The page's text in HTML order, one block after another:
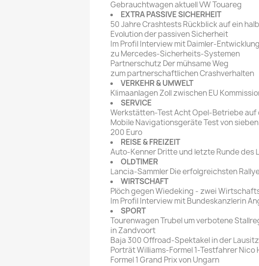
Gebrauchtwagen aktuell VW Touareg
EXTRA PASSIVE SICHERHEIT
50 Jahre Crashtests Rückblick auf ein
Evolution der passiven Sicherheit
Im Profil Interview mit Daimler-
zu Mercedes-Sicherheits-Systemen
Partnerschutz Der mühsame Weg
zum partnerschaftlichen Crashverhalten
VERKEHR & UMWELT
Klimaanlagen Zoll zwischen EU
SERVICE
Werkstätten-Test Acht Opel-Betriebe auf
Mobile Navigationsgeräte Test von
200 Euro
REISE & FREIZEIT
Auto-Kenner Dritte und letzte Runde des
OLDTIMER
Lancia-Sammler Die erfolgreichsten
WIRTSCHAFT
Plöch gegen Wiedeking - zwei
Im Profil Interview mit Bundeskanzlerin
SPORT
Tourenwagen Trubel um verbotene
in Zandvoort
Baja 300 Offroad-Spektakel in der Lausitz
Porträt Williams-Formel 1-Testfahrer Nico
Formel 1 Grand Prix von Ungarn